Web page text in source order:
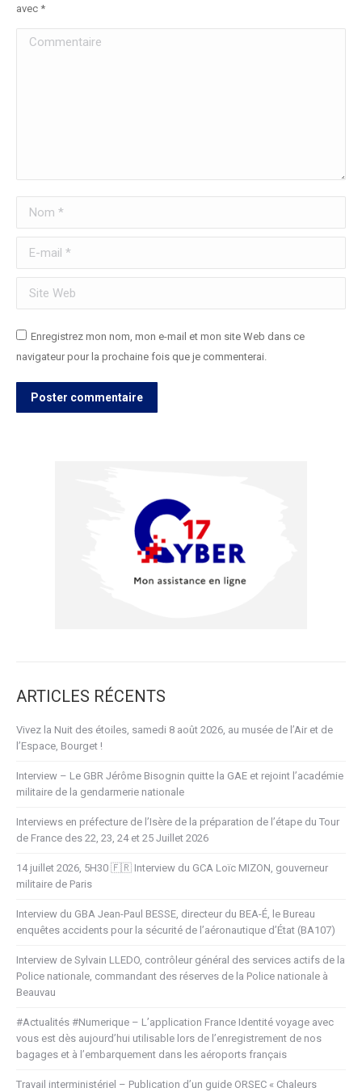
avec *
Commentaire
Nom *
E-mail *
Site Web
Enregistrez mon nom, mon e-mail et mon site Web dans ce
navigateur pour la prochaine fois que je commenterai.
Poster commentaire
ARTICLES RÉCENTS
Vivez la Nuit des étoiles, samedi 8 août 2026, au musée de l’Air et de
l’Espace, Bourget !
Interview – Le GBR Jérôme Bisognin quitte la GAE et rejoint l’académie
militaire de la gendarmerie nationale
Interviews en préfecture de l’Isère de la préparation de l’étape du Tour
de France des 22, 23, 24 et 25 Juillet 2026
14 juillet 2026, 5H30 🇫🇷 Interview du GCA Loïc MIZON, gouverneur
militaire de Paris
Interview du GBA Jean-Paul BESSE, directeur du BEA-É, le Bureau
enquêtes accidents pour la sécurité de l’aéronautique d’État (BA107)
Interview de Sylvain LLEDO, contrôleur général des services actifs de la
Police nationale, commandant des réserves de la Police nationale à
Beauvau
#Actualités #Numerique – L’application France Identité voyage avec
vous est dès aujourd’hui utilisable lors de l’enregistrement de nos
bagages et à l’embarquement dans les aéroports français
Travail interministériel – Publication d’un guide ORSEC « Chaleurs